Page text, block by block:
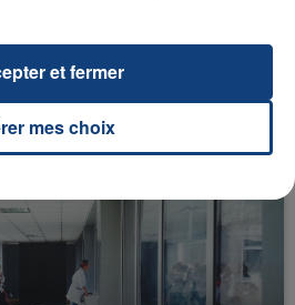
À LENS : UNE FEMME ET
VIE ET LA...
par le feu après avoir
et leur bébé de trois mois
mes choix
et fermer